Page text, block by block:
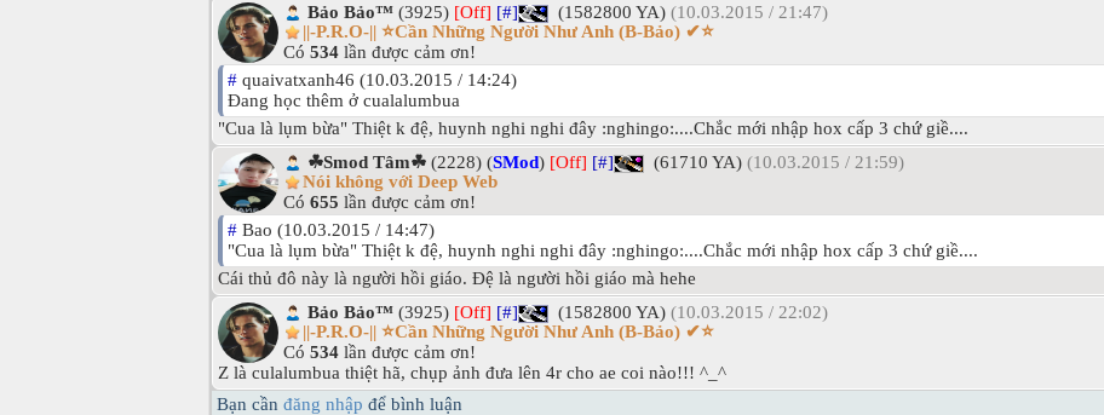
Bảo Bảo™ (3925) [Off] [#] (1582800 YA) (10.03.2015 / 21:47)
||-P.R.O-|| ⭐Cần Những Người Như Anh (B-Bảo) ✔⭐
Có 534 lần được cảm ơn!
# quaivatxanh46 (10.03.2015 / 14:24)
Đang học thêm ở cualalumbua
"Cua là lụm bừa" Thiệt k đệ, huynh nghi nghi đây :nghingo:....Chắc mới nhập hox cấp 3 chứ giề....
☘Smod Tâm☘ (2228) (SMod) [Off] [#] (61710 YA) (10.03.2015 / 21:59)
Nói không với Deep Web
Có 655 lần được cảm ơn!
# Bao (10.03.2015 / 14:47)
"Cua là lụm bừa" Thiệt k đệ, huynh nghi nghi đây :nghingo:....Chắc mới nhập hox cấp 3 chứ giề....
Cái thủ đô này là người hồi giáo. Đệ là người hồi giáo mà hehe
Bảo Bảo™ (3925) [Off] [#] (1582800 YA) (10.03.2015 / 22:02)
||-P.R.O-|| ⭐Cần Những Người Như Anh (B-Bảo) ✔⭐
Có 534 lần được cảm ơn!
Z là culalumbua thiệt hã, chụp ảnh đưa lên 4r cho ae coi nào!!! ^_^
Bạn cần đăng nhập để bình luận